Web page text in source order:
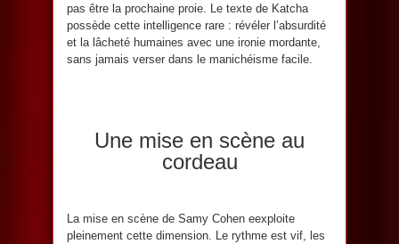
pas être la prochaine proie. Le texte de Katcha
possède cette intelligence rare : révéler l’absurdité
et la lâcheté humaines avec une ironie mordante,
sans jamais verser dans le manichéisme facile.
Une mise en scène au
cordeau
La mise en scène de Samy Cohen eexploite
pleinement cette dimension. Le rythme est vif, les